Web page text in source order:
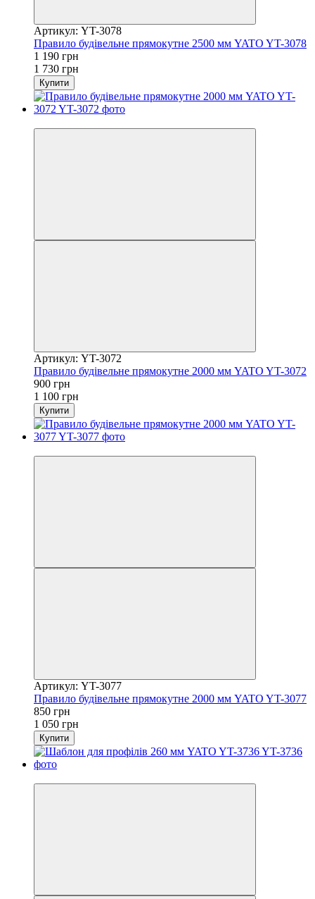
Артикул: YT-3078
Правило будівельне прямокутне 2500 мм YATO YT-3078
1 190 грн
1 730 грн
Купити
Артикул: YT-3072
Правило будівельне прямокутне 2000 мм YATO YT-3072
900 грн
1 100 грн
Купити
Артикул: YT-3077
Правило будівельне прямокутне 2000 мм YATO YT-3077
850 грн
1 050 грн
Купити